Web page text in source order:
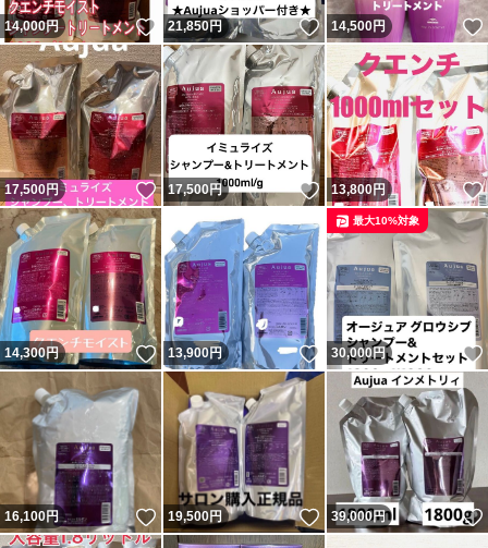
14,000円 いいね！
21,850円 いいね！
14,500円
17,500円 いいね！
17,500円 いいね！
13,800円
14,300円 いいね！
13,900円 いいね！
30,000円
最大10%対象
16,100円 いいね！
19,500円 いいね！
39,000円